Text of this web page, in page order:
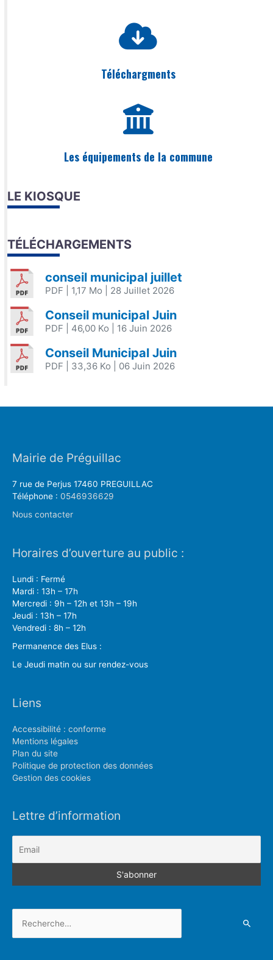
Téléchargments
Les équipements de la commune
LE KIOSQUE
TÉLÉCHARGEMENTS
conseil municipal juillet
PDF | 1,17 Mo | 28 Juillet 2026
Conseil municipal Juin
PDF | 46,00 Ko | 16 Juin 2026
Conseil Municipal Juin
PDF | 33,36 Ko | 06 Juin 2026
Mairie de Préguillac
7 rue de Perjus 17460 PREGUILLAC
Téléphone : 0546936629
Nous contacter
Horaires d’ouverture au public :
Lundi : Fermé
Mardi : 13h – 17h
Mercredi : 9h – 12h et 13h – 19h
Jeudi : 13h – 17h
Vendredi : 8h – 12h
Permanence des Elus :
Le Jeudi matin ou sur rendez-vous
Liens
Accessibilité : conforme
Mentions légales
Plan du site
Politique de protection des données
Gestion des cookies
Lettre d’information